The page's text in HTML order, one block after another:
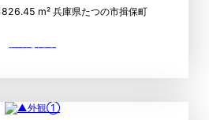
m² 兵庫県たつの市揖保町